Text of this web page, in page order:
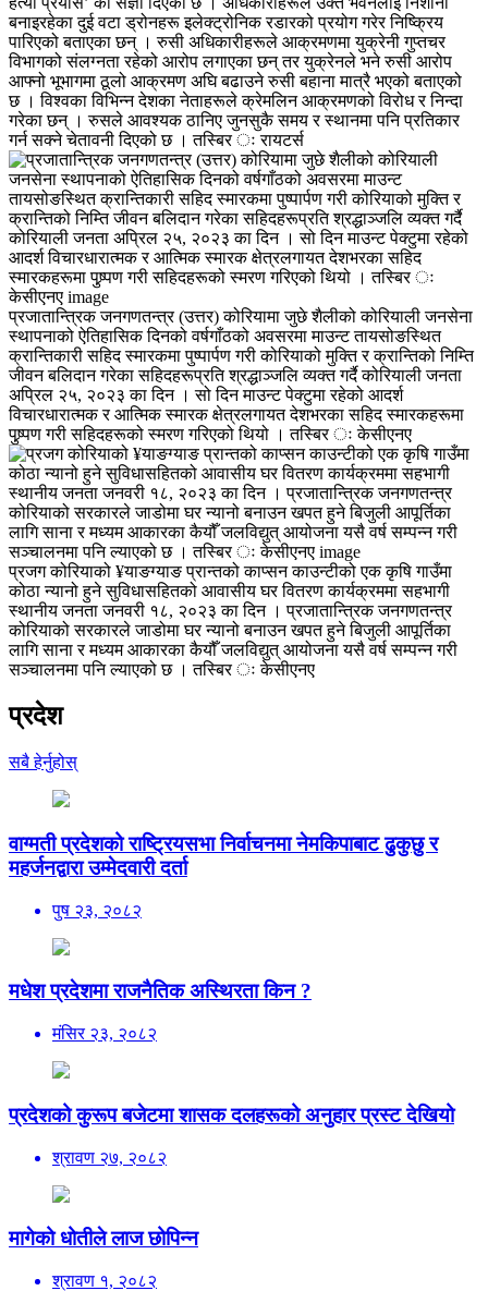
बनाइरहेका दुई वटा ड्रोनहरू इलेक्ट्रोनिक रडारको प्रयोग गरेर निष्क्रिय
पारिएको बताएका छन् । रुसी अधिकारीहरूले आक्रमणमा युक्रेनी गुप्तचर
विभागको संलग्नता रहेको आरोप लगाएका छन् तर युक्रेनले भने रुसी आरोप
आफ्नो भूभागमा ठूलो आक्रमण अघि बढाउने रुसी बहाना मात्रै भएको बताएको
छ । विश्वका विभिन्न देशका नेताहरूले क्रेमलिन आक्रमणको विरोध र निन्दा
गरेका छन् । रुसले आवश्यक ठानिए जुनसुकै समय र स्थानमा पनि प्रतिकार
गर्न सक्ने चेतावनी दिएको छ । तस्बिर ः रायटर्स
प्रजातान्त्रिक जनगणतन्त्र (उत्तर) कोरियामा जुछे शैलीको कोरियाली जनसेना
स्थापनाको ऐतिहासिक दिनको वर्षगाँठको अवसरमा माउन्ट तायसोङस्थित
क्रान्तिकारी सहिद स्मारकमा पुष्पार्पण गरी कोरियाको मुक्ति र क्रान्तिको निम्ति
जीवन बलिदान गरेका सहिदहरूप्रति श्रद्धाञ्जलि व्यक्त गर्दै कोरियाली जनता
अप्रिल २५, २०२३ का दिन । सो दिन माउन्ट पेक्टुमा रहेको आदर्श
विचारधारात्मक र आत्मिक स्मारक क्षेत्रलगायत देशभरका सहिद स्मारकहरूमा
पुष्र्पण गरी सहिदहरूको स्मरण गरिएको थियो । तस्बिर ः केसीएनए
प्रजग कोरियाको ¥याङग्याङ प्रान्तको काप्सन काउन्टीको एक कृषि गाउँमा
कोठा न्यानो हुने सुविधासहितको आवासीय घर वितरण कार्यक्रममा सहभागी
स्थानीय जनता जनवरी १८, २०२३ का दिन । प्रजातान्त्रिक जनगणतन्त्र
कोरियाको सरकारले जाडोमा घर न्यानो बनाउन खपत हुने बिजुली आपूर्तिका
लागि साना र मध्यम आकारका कैयौँ जलविद्युत् आयोजना यसै वर्ष सम्पन्न गरी
सञ्चालनमा पनि ल्याएको छ । तस्बिर ः केसीएनए
प्रदेश
सबै हेर्नुहोस्
वाग्मती प्रदेशको राष्ट्रियसभा निर्वाचनमा नेमकिपाबाट ढुकुछु र
महर्जनद्वारा उम्मेदवारी दर्ता
पुष २३, २०८२
मधेश प्रदेशमा राजनैतिक अस्थिरता किन ?
मंसिर २३, २०८२
प्रदेशको कुरूप बजेटमा शासक दलहरूको अनुहार प्रस्ट देखियो
श्रावण २७, २०८२
मागेको धोतीले लाज छोपिन्न
श्रावण १, २०८२